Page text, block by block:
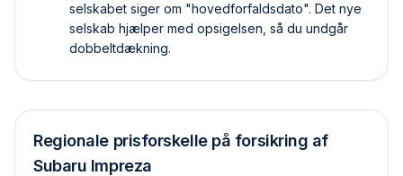
selskabet siger om "hovedforfaldsdato". Det nye
selskab hjælper med opsigelsen, så du undgår
dobbelt­dækning.
Regionale prisforskelle på forsikring af
Subaru Impreza